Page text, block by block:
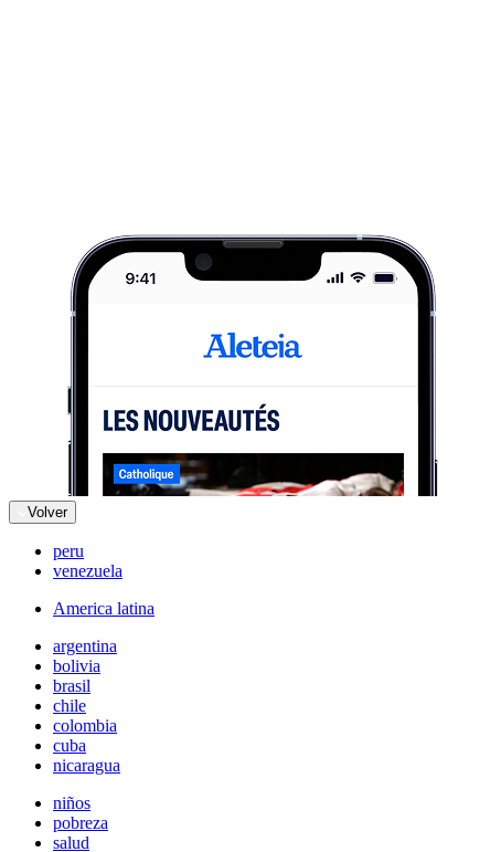
Volver
peru
venezuela
America latina
argentina
bolivia
brasil
chile
colombia
cuba
nicaragua
niños
pobreza
salud